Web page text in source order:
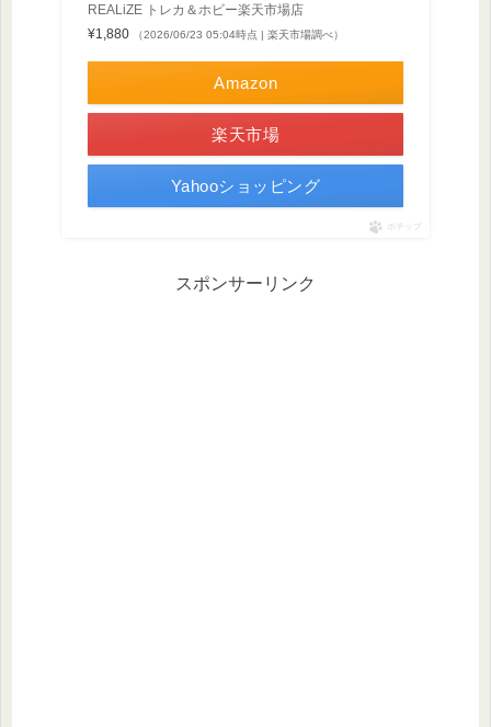
REALiZE トレカ＆ホビー楽天市場店
¥1,880
（2026/06/23 05:04時点 | 楽天市場調べ）
Amazon
楽天市場
Yahooショッピング
ポチップ
スポンサーリンク